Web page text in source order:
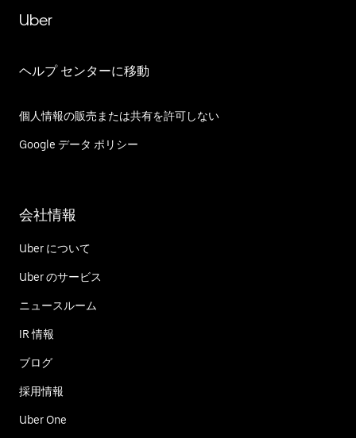
Uber
ヘルプ センターに移動
個人情報の販売または共有を許可しない
Google データ ポリシー
会社情報
Uber について
Uber のサービス
ニュースルーム
IR 情報
ブログ
採用情報
Uber One